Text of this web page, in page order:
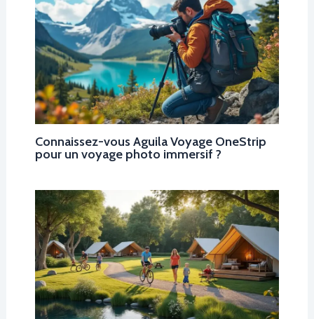
Connaissez-vous Aguila Voyage OneStrip
pour un voyage photo immersif ?